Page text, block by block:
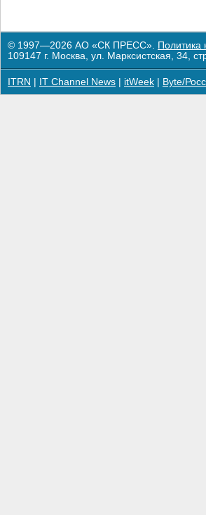
© 1997—2026 АО «СК ПРЕСС». Политика
109147 г. Москва, ул. Марксистская, 34,
ITRN IT Channel News itWeek Byte/